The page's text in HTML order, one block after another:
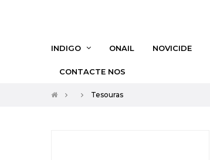
INDIGO ONAIL NOVICIDE
CONTACTE NOS
Tesouras